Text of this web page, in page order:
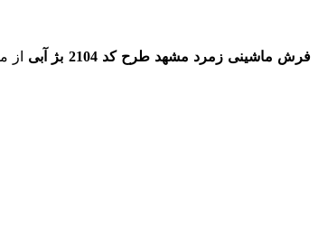
فرش ماشینی زمرد مشهد طرح کد 2104 بژ آبی